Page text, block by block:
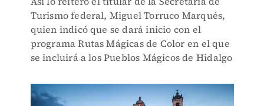
Turismo federal, Miguel Torruco Marqués,
quien indicó que se dará inicio con el
programa Rutas Mágicas de Color en el que
se incluirá a los Pueblos Mágicos de Hidalgo